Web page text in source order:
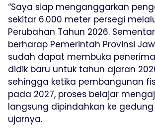
“Saya siap menganggarkan
sekitar 6.000 meter persegi
Perubahan Tahun 2026.
berharap Pemerintah Provinsi
sudah dapat membuka
didik baru untuk tahun ajaran
sehingga ketika pembangunan
pada 2027, proses belajar
langsung dipindahkan ke gedung
ujarnya.